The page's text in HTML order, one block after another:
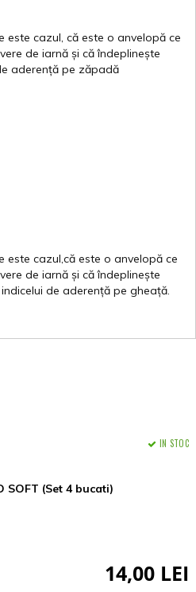
este cazul, că este o anvelopă ce
de iarnă și că îndeplinește
aderență pe zăpadă
este cazul,că este o anvelopă ce
de iarnă și că îndeplinește
indicelui de aderență pe gheață.
SOFT (Set 4 bucati)
IN STOC
14,00 LEI